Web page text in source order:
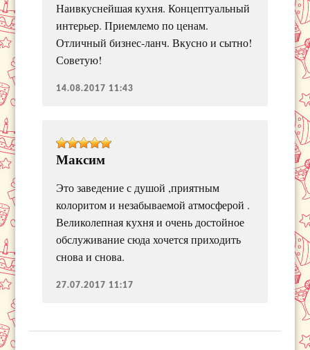
Наивкуснейшая кухня. Концептуальный
интерьер. Приемлемо по ценам.
Отличный бизнес-ланч. Вкусно и сытно!
Советую!
14.08.2017 11:43
Максим
Это заведение с душой ,приятным
колоритом и незабываемой атмосферой .
Великолепная кухня и очень достойное
обслуживание сюда хочется приходить
снова и снова.
27.07.2017 11:17